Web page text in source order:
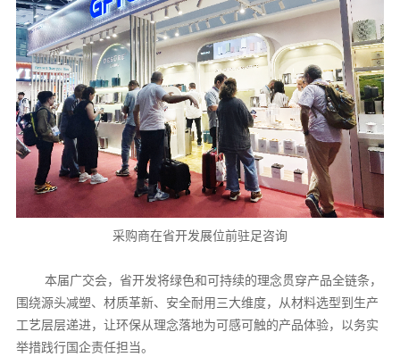
采购商在省开发展位前驻足咨询
本届广交会，省开发将绿色和可持续的理念贯穿产品全链条，
围绕源头减塑、材质革新、安全耐用三大维度，从材料选型到生产
工艺层层递进，让环保从理念落地为可感可触的产品体验，以务实
举措践行国企责任担当。